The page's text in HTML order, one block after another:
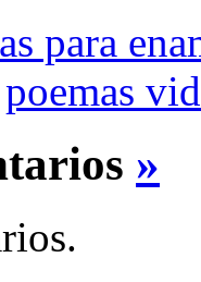
para
poemas
»